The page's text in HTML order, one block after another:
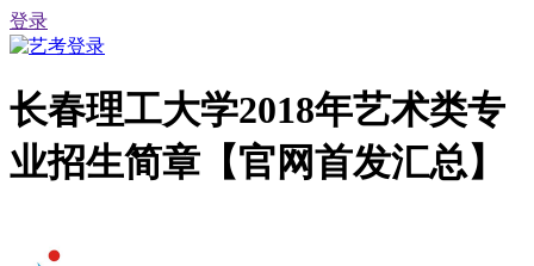
登录
长春理工大学2018年艺术类专
业招生简章【官网首发汇总】